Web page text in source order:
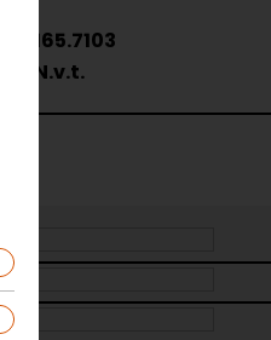
165.7103
N.v.t.